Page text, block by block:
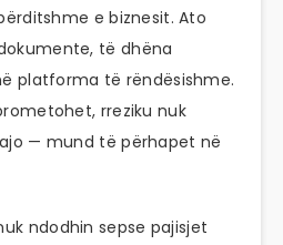
e biznesit. Ato
të dhëna
platforma të rëndësishme.
rreziku nuk
— mund të përhapet në
ndodhin sepse pajisjet